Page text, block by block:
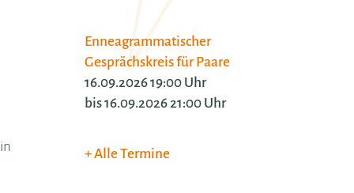
Enneagrammatischer
Gesprächskreis für Paare
16.09.2026 19:00 Uhr
bis 16.09.2026 21:00 Uhr
Alle Termine